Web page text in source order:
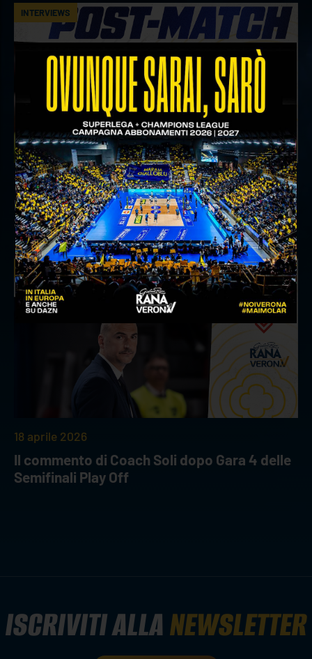
INTERVIEWS
18 aprile 2026
Il commento del ds Lami dopo Gara 4 delle
Semifinali Play Off
INTERVIEWS
18 aprile 2026
Il commento di Coach Soli dopo Gara 4 delle
Semifinali Play Off
ISCRIVITI ALLANEWSLETTER